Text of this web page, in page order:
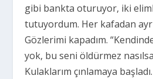
gibi bankta oturuyor, iki
tutuyordum. Her kafadan ayrı
Gözlerimi kapadım.
yok, bu seni öldürmez
Kulaklarım çınlamaya